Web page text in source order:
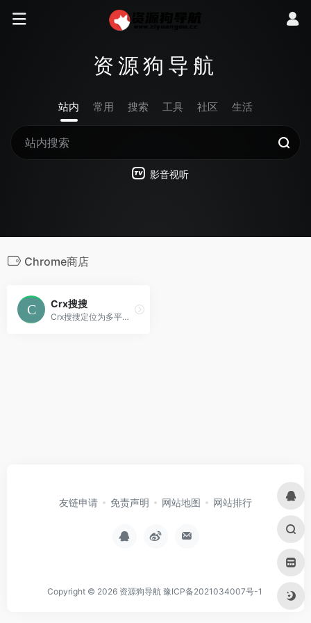
资源狗导航
站内 常用 搜索 工具 社区 生活
影音视听
Chrome商店
Crx搜搜
Crx搜搜定位为多平台浏览器扩展下载与安装工具，主要提供 crx、xpi 等扩展安装包的搜索与获取服务。
友链申请 免责声明 网站地图 网站排行
Copyright © 2026 资源狗导航 豫ICP备2021034007号-1